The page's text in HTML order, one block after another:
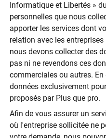
Informatique et Libertés »
personnelles que nous
apporter les services dont
relation avec les
nous devons collecter des
pas ni ne revendons ces
commerciales ou autres.
données exclusivement
proposés par Plus que pro.
Afin de vous assurer un
où l'entreprise sollicitée ne